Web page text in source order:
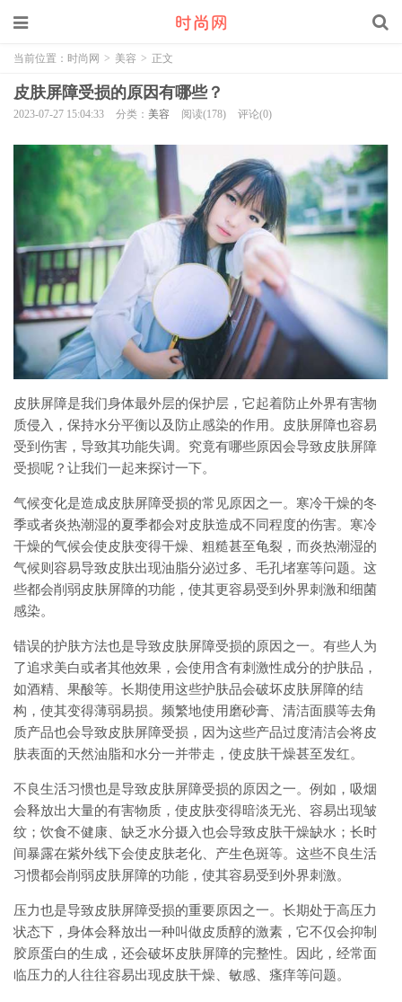
当前位置： 时尚网 > 美容 > 正文
皮肤屏障受损的原因有哪些？
2023-07-27 15:04:33 分类： 美容 阅读(178) 评论(0)
皮肤屏障是我们身体最外层的保护层，它起着防止外界有害物
质侵入，保持水分平衡以及防止感染的作用。皮肤屏障也容易
受到伤害，导致其功能失调。究竟有哪些原因会导致皮肤屏障
受损呢？让我们一起来探讨一下。
气候变化是造成皮肤屏障受损的常见原因之一。寒冷干燥的冬
季或者炎热潮湿的夏季都会对皮肤造成不同程度的伤害。寒冷
干燥的气候会使皮肤变得干燥、粗糙甚至龟裂，而炎热潮湿的
气候则容易导致皮肤出现油脂分泌过多、毛孔堵塞等问题。这
些都会削弱皮肤屏障的功能，使其更容易受到外界刺激和细菌
感染。
错误的护肤方法也是导致皮肤屏障受损的原因之一。有些人为
了追求美白或者其他效果，会使用含有刺激性成分的护肤品，
如酒精、果酸等。长期使用这些护肤品会破坏皮肤屏障的结
构，使其变得薄弱易损。频繁地使用磨砂膏、清洁面膜等去角
质产品也会导致皮肤屏障受损，因为这些产品过度清洁会将皮
肤表面的天然油脂和水分一并带走，使皮肤干燥甚至发红。
不良生活习惯也是导致皮肤屏障受损的原因之一。例如，吸烟
会释放出大量的有害物质，使皮肤变得暗淡无光、容易出现皱
纹；饮食不健康、缺乏水分摄入也会导致皮肤干燥缺水；长时
间暴露在紫外线下会使皮肤老化、产生色斑等。这些不良生活
习惯都会削弱皮肤屏障的功能，使其容易受到外界刺激。
压力也是导致皮肤屏障受损的重要原因之一。长期处于高压力
状态下，身体会释放出一种叫做皮质醇的激素，它不仅会抑制
胶原蛋白的生成，还会破坏皮肤屏障的完整性。因此，经常面
临压力的人往往容易出现皮肤干燥、敏感、瘙痒等问题。